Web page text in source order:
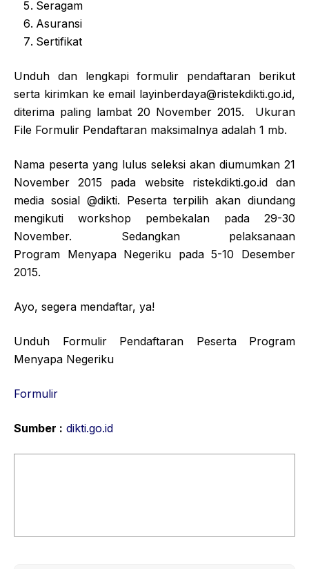
Seragam
Asuransi
Sertifikat
Unduh dan lengkapi formulir pendaftaran berikut
serta kirimkan ke email layinberdaya@ristekdikti.go.id,
diterima paling lambat 20 November 2015. Ukuran
File Formulir Pendaftaran maksimalnya adalah 1 mb.
Nama peserta yang lulus seleksi akan diumumkan 21
November 2015 pada website ristekdikti.go.id dan
media sosial @dikti. Peserta terpilih akan diundang
mengikuti workshop pembekalan pada 29-30
November. Sedangkan pelaksanaan
Program Menyapa Negeriku pada 5-10 Desember
2015.
Ayo, segera mendaftar, ya!
Unduh Formulir Pendaftaran Peserta Program
Menyapa Negeriku
Formulir
Sumber : dikti.go.id